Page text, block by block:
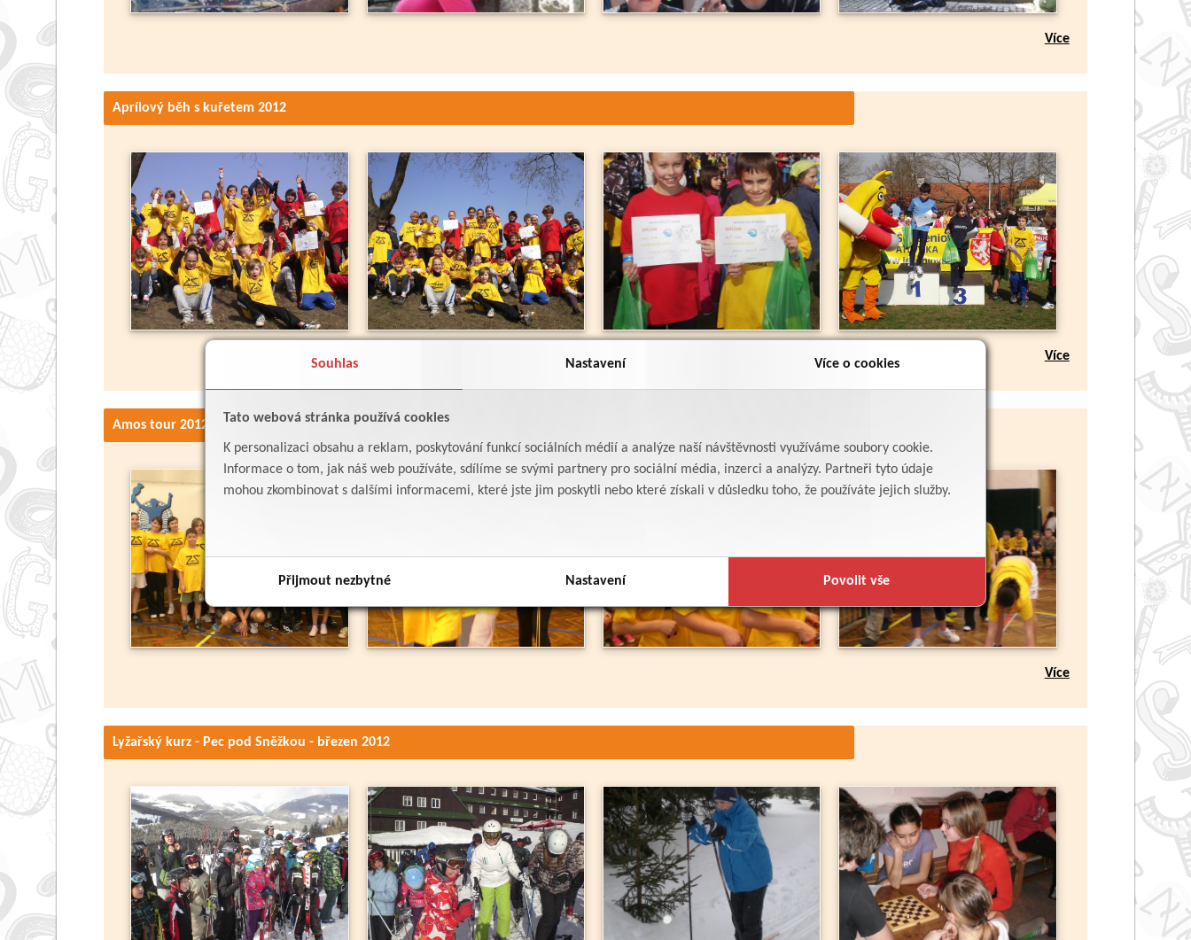
Souhlas Nastavení Více o cookies
Tato webová stránka používá cookies
K personalizaci obsahu a reklam, poskytování funkcí sociálních médií a analýze naší návštěvnosti využíváme soubory cookie.
Informace o tom, jak náš web používáte, sdílíme se svými partnery pro sociální média, inzerci a analýzy. Partneři tyto údaje
mohou zkombinovat s dalšími informacemi, které jste jim poskytli nebo které získali v důsledku toho, že používáte jejich služby.
Přijmout nezbytné Nastavení Povolit vše
Více
Aprílový běh s kuřetem 2012
Více
Amos tour 2012
Více
Lyžařský kurz - Pec pod Sněžkou - březen 2012